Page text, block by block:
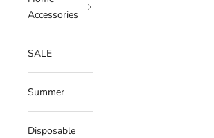
Accessories
SALE
Summer
Disposable